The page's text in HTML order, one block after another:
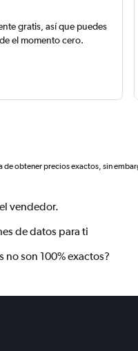
gratis, así que puedes
el momento cero.
de obtener precios exactos, sin
vendedor.
de datos para ti
no son 100% exactos?